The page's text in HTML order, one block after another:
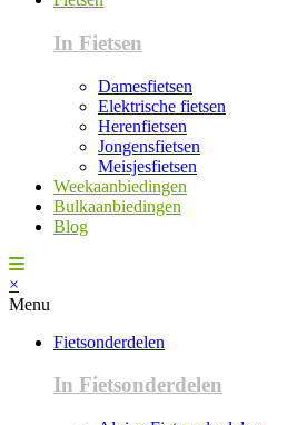
In Fietsen
Damesfietsen
Elektrische fietsen
Herenfietsen
Jongensfietsen
Meisjesfietsen
Weekaanbiedingen
Bulkaanbiedingen
Blog
×
Menu
Fietsonderdelen
In Fietsonderdelen